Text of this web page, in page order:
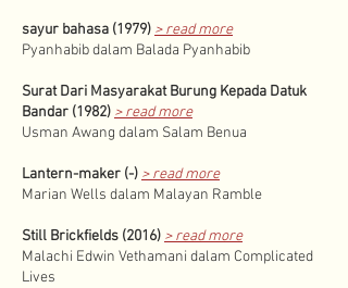
sayur bahasa (1979) > read more
Pyanhabib dalam Balada Pyanhabib
Surat Dari Masyarakat Burung Kepada Datuk
Bandar (1982) > read more
Usman Awang dalam Salam Benua
Lantern-maker (-) > read more
Marian Wells dalam Malayan Ramble
Still Brickfields (2016) > read more
Malachi Edwin Vethamani dalam Complicated
Lives